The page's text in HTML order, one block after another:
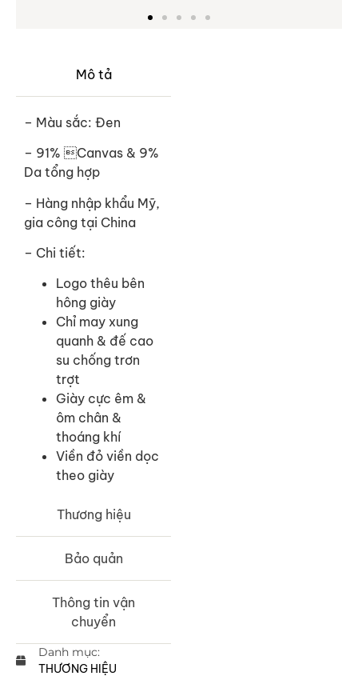
Mô tả
Thương hiệu
Bảo quản
Thông tin vận
chuyển
– Màu sắc: Đen
– 91% Canvas & 9%
Da tổng hợp
– Hàng nhập khẩu Mỹ,
gia công tại China
– Chi tiết:
Logo thêu bên
hông giày
Chỉ may xung
quanh & đế cao
su chống trơn
trợt
Giày cực êm &
ôm chân &
thoáng khí
Viền đỏ viền dọc
theo giày
Danh mục:
THƯƠNG HIỆU